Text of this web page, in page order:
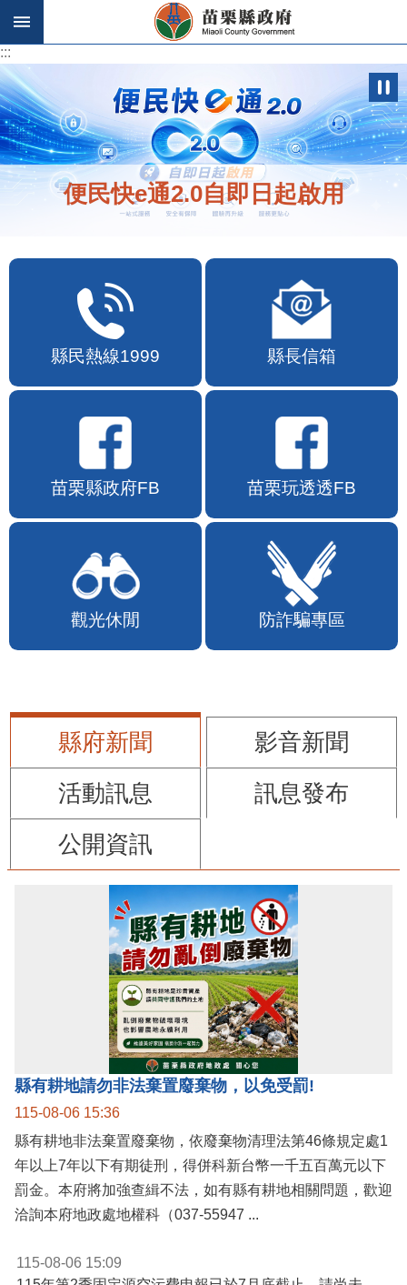
跳到主要內容區塊
:::
:::
便民快e通2.0自即日起啟用
縣民熱線1999 縣長信箱
苗栗縣政府FB 苗栗玩透透FB
觀光休閒 防詐騙專區
縣府新聞
影音新聞
活動訊息
訊息發布
公開資訊
縣有耕地請勿非法棄置廢棄物，以免受罰!
115-08-06 15:36
縣有耕地非法棄置廢棄物，依廢棄物清理法第46條規定處1
年以上7年以下有期徒刑，得併科新台幣一千五百萬元以下
罰金。本府將加強查緝不法，如有縣有耕地相關問題，歡迎
115-08-06 15:09